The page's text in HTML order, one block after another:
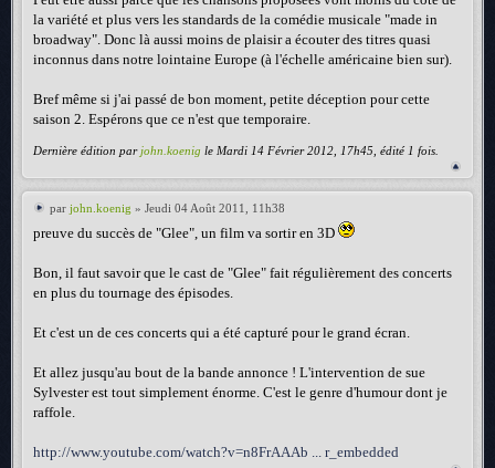
la variété et plus vers les standards de la comédie musicale "made in
broadway". Donc là aussi moins de plaisir a écouter des titres quasi
inconnus dans notre lointaine Europe (à l'échelle américaine bien sur).
Bref même si j'ai passé de bon moment, petite déception pour cette
saison 2. Espérons que ce n'est que temporaire.
Dernière édition par john.koenig le Mardi 14 Février 2012, 17h45, édité 1 fois.
par john.koenig » Jeudi 04 Août 2011, 11h38
preuve du succès de "Glee", un film va sortir en 3D
Bon, il faut savoir que le cast de "Glee" fait régulièrement des concerts
en plus du tournage des épisodes.
Et c'est un de ces concerts qui a été capturé pour le grand écran.
Et allez jusqu'au bout de la bande annonce ! L'intervention de sue
Sylvester est tout simplement énorme. C'est le genre d'humour dont je
raffole.
http://www.youtube.com/watch?v=n8FrAAAb ... r_embedded